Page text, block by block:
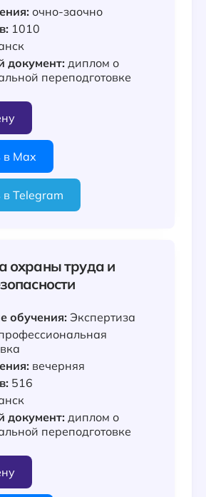
очно-заочно
1010
документ: диплом о
переподготовке
в Max
Telegram
охраны труда и
обучения: Экспертиза
вечерняя
516
документ: диплом о
переподготовке